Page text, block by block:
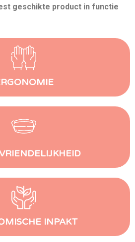
geschikte product in functie
INPAKT